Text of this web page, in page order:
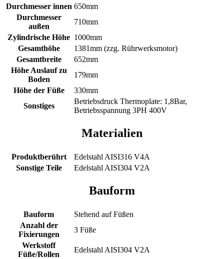
Durchmesser innen 650mm
Durchmesser
außen
710mm
Zylindrische Höhe 1000mm
Gesamthöhe
1381mm (zzg. Rührwerksmotor)
Gesamtbreite
652mm
Höhe Auslauf zu
Boden
179mm
Höhe der Füße
330mm
Sonstiges
Betriebsdruck Thermoplate: 1,8Bar,
Betriebsspannung 3PH 400V
Materialien
Produktberührt
Edelstahl AISI316 V4A
Sonstige Teile
Edelstahl AISI304 V2A
Bauform
Bauform
Stehend auf Füßen
Anzahl der
Fixierungen
3 Füße
Werkstoff
Füße/Rollen
Edelstahl AISI304 V2A